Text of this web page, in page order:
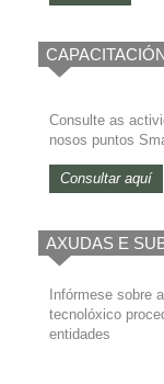
Consulte as
nosos puntos
Consultar aquí
AXUDAS E
Infórmese sobre
tecnolóxico
entidades